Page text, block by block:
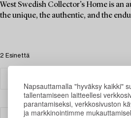
Napsauttamalla "hyväksy kaikki"
tallentamiseen laitteellesi
parantamiseksi, verkkosivuston
ja markkinointimme
West Swedish Collector’s Home is an
the unique, the authentic, and the
2 Esinettä